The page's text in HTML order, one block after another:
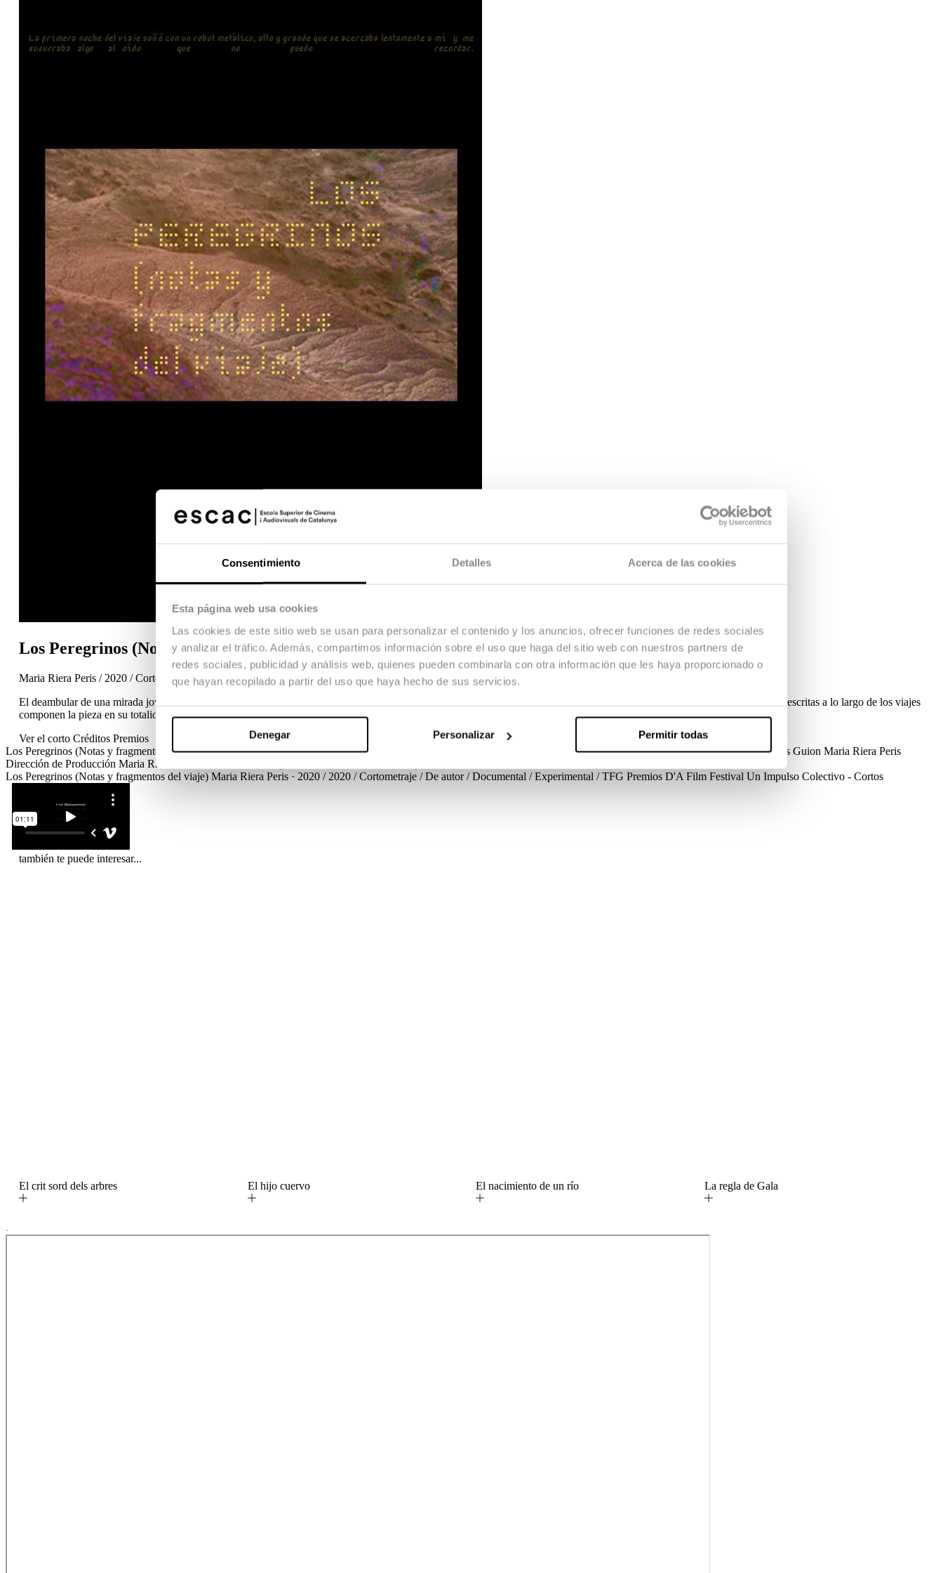
Consentimiento Detalles Acerca de las cookies
Esta página web usa cookies
Las cookies de este sitio web se usan para personalizar el contenido y los anuncios, ofrecer funciones de redes sociales
y analizar el tráfico. Además, compartimos información sobre el uso que haga del sitio web con nuestros partners de
redes sociales, publicidad y análisis web, quienes pueden combinarla con otra información que les haya proporcionado o
que hayan recopilado a partir del uso que haya hecho de sus servicios.
Denegar Personalizar Permitir todas
Los Peregrinos (Notas y fragmentos del viaje)
Maria Riera Peris / 2020 / Cortometraje / De autor / Documental / Experimental / TFG
El deambular de una mirada joven que viaja a través de España desde la cabina del tren. Un diario reflexivo en donde la poética ferroviaria, el paisaje cambiante y reflexiones escritas a lo largo de los viajes
componen la pieza en su totalidad. Una pieza que a partir del transitar físico trata de reflejar lo que podría entenderse en otra esfera como el viaje de la vida misma.
Ver el corto Créditos Premios
Los Peregrinos (Notas y fragmentos del viaje) Maria Riera Peris · 2020 / 2020 / Cortometraje / De autor / Documental / Experimental / TFGCréditos DirecciónMaria Riera Peris Guion Maria Riera Peris
Dirección de Producción Maria Riera Peris
Los Peregrinos (Notas y fragmentos del viaje) Maria Riera Peris · 2020 / 2020 / Cortometraje / De autor / Documental / Experimental / TFG Premios D'A Film Festival Un Impulso Colectivo - Cortos
también te puede interesar...
El crit sord dels arbres El hijo cuervo El nacimiento de un río La regla de Gala